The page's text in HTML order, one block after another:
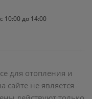
10:00 до 14:00
для отопления и
не является